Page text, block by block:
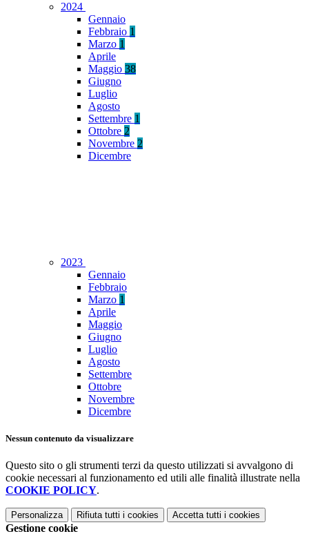
2024
Gennaio
Febbraio 1
Marzo 1
Aprile
Maggio 38
Giugno
Luglio
Agosto
Settembre 1
Ottobre 2
Novembre 2
Dicembre
2023
Gennaio
Febbraio
Marzo 1
Aprile
Maggio
Giugno
Luglio
Agosto
Settembre
Ottobre
Novembre
Dicembre
Nessun contenuto da visualizzare
Questo sito o gli strumenti terzi da questo utilizzati si avvalgono di
cookie necessari al funzionamento ed utili alle finalità illustrate nella
COOKIE POLICY.
Personalizza Rifiuta tutti i cookies Accetta tutti i cookies
Gestione cookie